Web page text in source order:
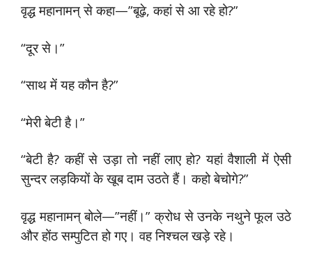
वृद्ध महानामन् से कहा—”बूढ़े, कहां से आ रहे हो?”
“दूर से।”
“साथ में यह कौन है?”
“मेरी बेटी है।”
“बेटी है? कहीं से उड़ा तो नहीं लाए हो? यहां वैशाली में ऐसी
सुन्दर लड़कियों के खूब दाम उठते हैं। कहो बेचोगे?”
वृद्ध महानामन् बोले—”नहीं।” क्रोध से उनके नथुने फूल उठे
और होंठ सम्पुटित हो गए। वह निश्चल खड़े रहे।